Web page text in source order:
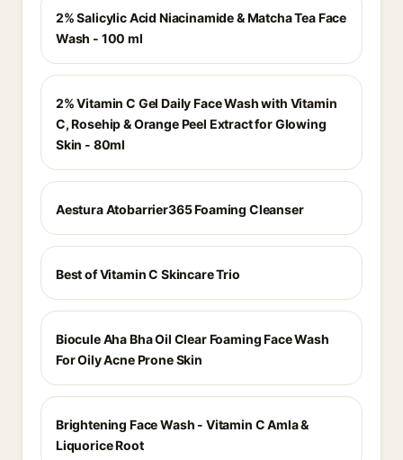
2% Salicylic Acid Niacinamide & Matcha Tea Face
Wash - 100 ml
2% Vitamin C Gel Daily Face Wash with Vitamin
C, Rosehip & Orange Peel Extract for Glowing
Skin - 80ml
Aestura Atobarrier365 Foaming Cleanser
Best of Vitamin C Skincare Trio
Biocule Aha Bha Oil Clear Foaming Face Wash
For Oily Acne Prone Skin
Brightening Face Wash - Vitamin C Amla &
Liquorice Root